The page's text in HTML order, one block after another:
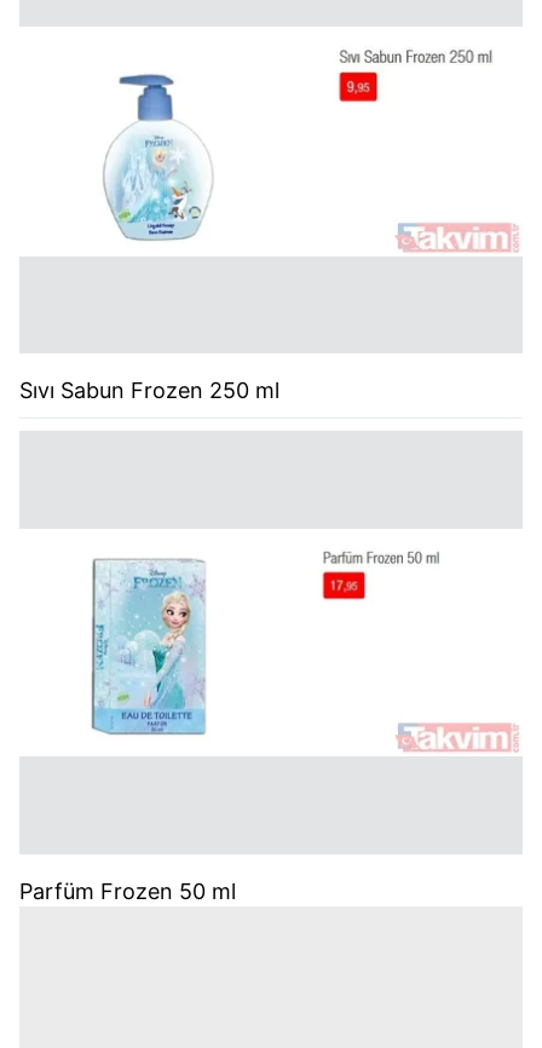
Sıvı Sabun Frozen 250 ml
Parfüm Frozen 50 ml